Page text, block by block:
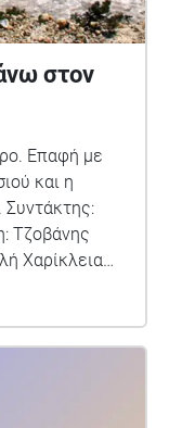
στον
Επαφή με
και η
Συντάκτης:
Τζοβάνης
Χαρίκλεια